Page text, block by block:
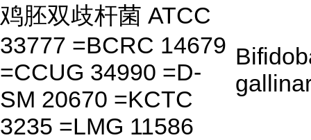
鸡胚双歧杆菌 ATCC
33777 =BCRC 14679
=CCUG 34990 =D-
SM 20670 =KCTC
3235 =LMG 11586